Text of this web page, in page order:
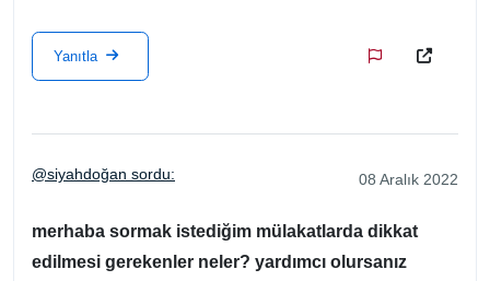
Yanıtla
@siyahdoğan sordu: 08 Aralık 2022
merhaba sormak istediğim mülakatlarda dikkat
edilmesi gerekenler neler? yardımcı olursanız